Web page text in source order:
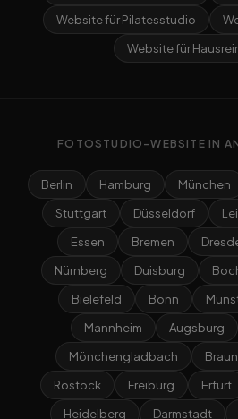
Website für Pilatesstudio
Website für
FOTOSTUDIO-WEBSITE IN
Berlin Hamburg München
Stuttgart
Düsseldorf
Essen
Bremen
Nürnberg
Duisburg
Bielefeld
Bonn
Mannheim
Augsburg
Mönchengladbach
Rostock
Freiburg Erfurt
Heidelberg
Darmstadt